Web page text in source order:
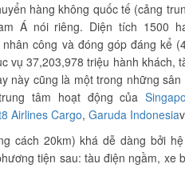
hàng không quốc tế (cảng
Á nói riêng. Diện tích 1500
công và đóng góp đáng kể
vụ 37,203,978 triệu hành khách,
cũng là một trong những
tâm hoạt động của
Airlines Cargo, Garuda Indonesia
cách 20km) khá dễ dàng bởi
tiện sau: tàu điện ngầm, xe